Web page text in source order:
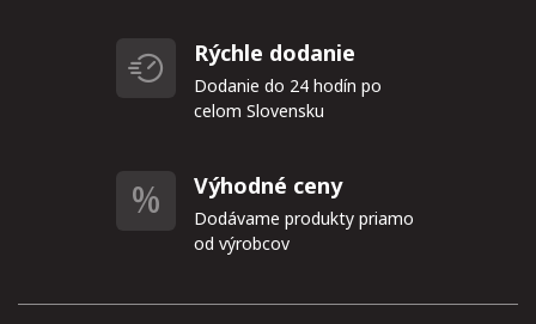
Rýchle dodanie
Dodanie do 24 hodín po
celom Slovensku
Výhodné ceny
Dodávame produkty priamo
od výrobcov